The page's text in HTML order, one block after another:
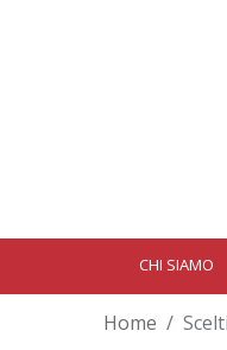
CHI SIAMO
Home